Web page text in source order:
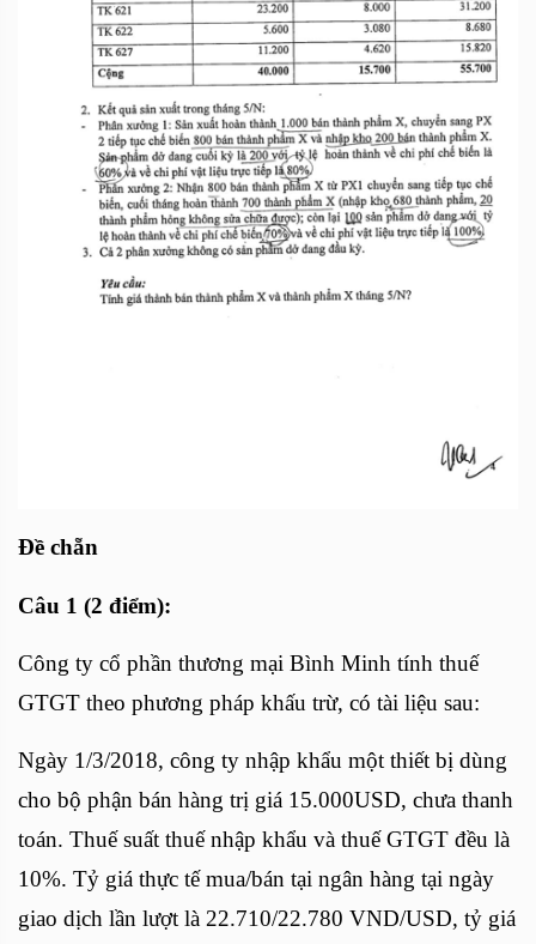
Đề chẵn
Câu 1 (2 điểm):
Công ty cổ phần thương mại Bình Minh tính thuế
GTGT theo phương pháp khấu trừ, có tài liệu sau:
Ngày 1/3/2018, công ty nhập khẩu một thiết bị dùng
cho bộ phận bán hàng trị giá 15.000USD, chưa thanh
toán. Thuế suất thuế nhập khẩu và thuế GTGT đều là
10%. Tỷ giá thực tế mua/bán tại ngân hàng tại ngày
giao dịch lần lượt là 22.710/22.780 VND/USD, tỷ giá